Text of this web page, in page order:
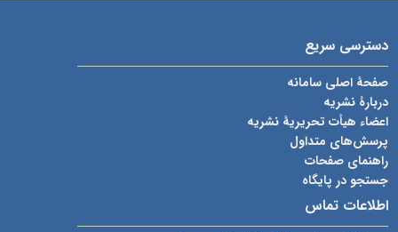
دسترسی سریع
صفحۀ اصلی سامانه
دربارۀ نشریه
اعضاء هیأت تحریریۀ نشریه
پرسش‌های متداول
راهنمای صفحات
جستجو در پایگاه
اطلاعات تماس